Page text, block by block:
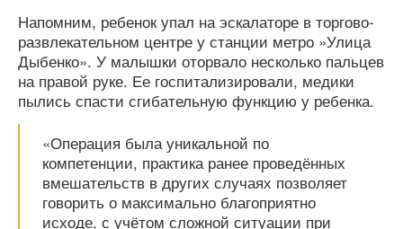
Напомним, ребенок упал на эскалаторе в торгово-
развлекательном центре у станции метро »Улица
Дыбенко». У малышки оторвало несколько пальцев
на правой руке. Ее госпитализировали, медики
пылись спасти сгибательную функцию у ребенка.
«Операция была уникальной по
компетенции, практика ранее проведённых
вмешательств в других случаях позволяет
говорить о максимально благоприятно
исходе, с учётом сложной ситуации при